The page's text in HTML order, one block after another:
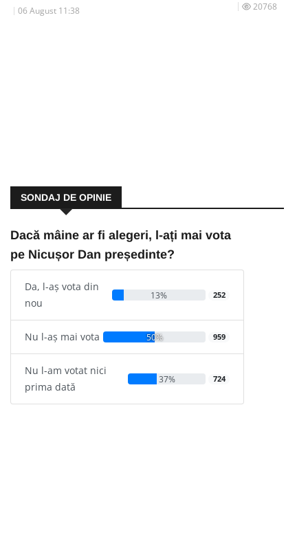
06 August 11:38 20768
SONDAJ DE OPINIE
Dacă mâine ar fi alegeri, l-ați mai vota
pe Nicușor Dan președinte?
Da, l-aș vota din
nou
13% 252
Nu l-aș mai vota 50% 959
Nu l-am votat nici
prima dată
37% 724